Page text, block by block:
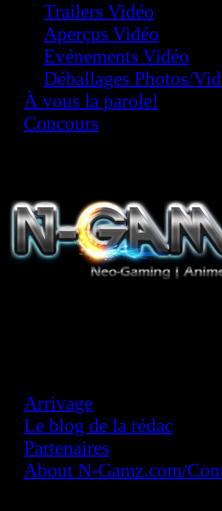
Trailers Vidéo
Aperçus Vidéo
Evénements Vidéo
Déballages Photos/
À vous la parole!
Concours
Arrivage
Le blog de la rédac
Partenaires
About N-Gamz.com/